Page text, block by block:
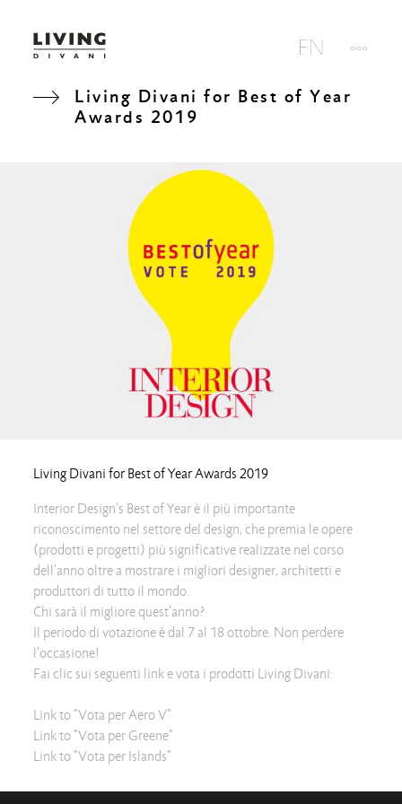
Living Divani for Best of Year
Awards 2019
Living Divani for Best of Year Awards 2019
Interior Design's Best of Year è il più importante
riconoscimento nel settore del design, che premia le opere
(prodotti e progetti) più significative realizzate nel corso
dell'anno oltre a mostrare i migliori designer, architetti e
produttori di tutto il mondo.
Chi sarà il migliore quest'anno?
Il periodo di votazione è dal 7 al 18 ottobre. Non perdere
l'occasione!
Fai clic sui seguenti link e vota i prodotti Living Divani:
Link to "Vota per Aero V"
Link to "Vota per Greene"
Link to "Vota per Islands"